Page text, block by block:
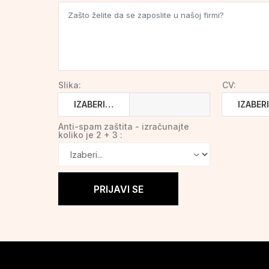
Slika:
IZABERI…
CV:
Anti-spam zaštita - izračunajte
koliko je 2 + 3 :
PRIJAVI SE